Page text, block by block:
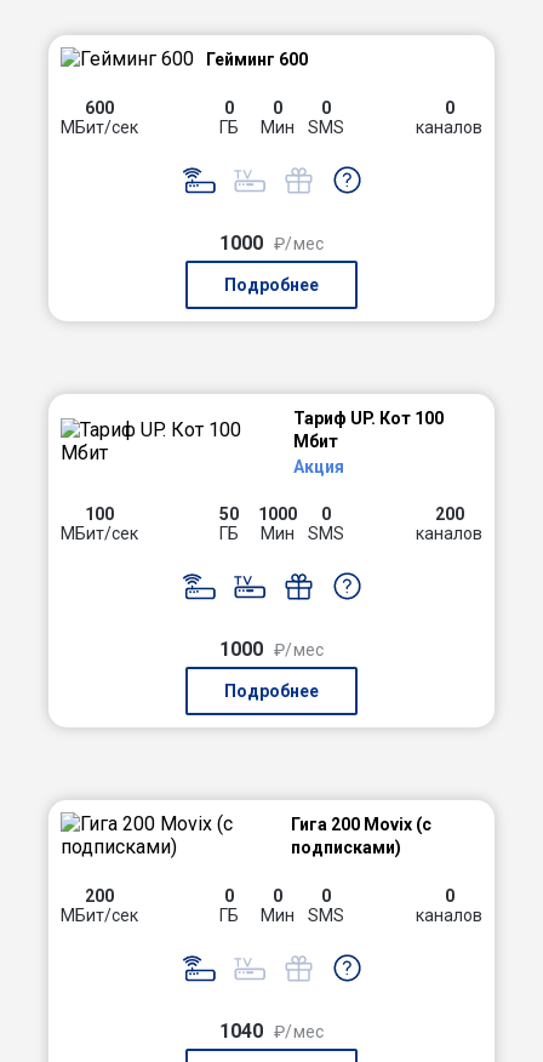
Гейминг 600
600
МБит/сек
0
ГБ
0
Мин
0
SMS
0
каналов
1000 ₽/мес
Подробнее
Тариф UP. Кот 100
Мбит
Акция
100
МБит/сек
50
ГБ
1000
Мин
0
SMS
200
каналов
1000 ₽/мес
Подробнее
Гига 200 Movix (с
подписками)
200
МБит/сек
0
ГБ
0
Мин
0
SMS
0
каналов
1040 ₽/мес